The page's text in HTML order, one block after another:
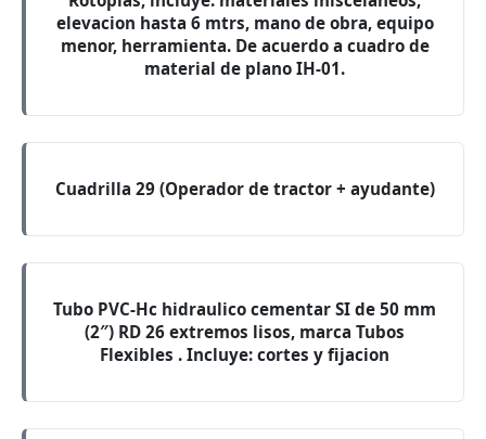
elevacion hasta 6 mtrs, mano de obra, equipo
menor, herramienta. De acuerdo a cuadro de
material de plano IH-01.
Cuadrilla 29 (Operador de tractor + ayudante)
Tubo PVC-Hc hidraulico cementar SI de 50 mm
(2″) RD 26 extremos lisos, marca Tubos
Flexibles . Incluye: cortes y fijacion